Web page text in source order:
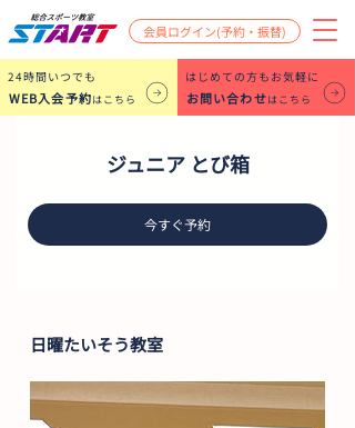
会員ログイン(予約・振替)
​24時間いつでも
WEB入会予約はこちら
はじめての方もお気軽に
お問い合わせはこちら
ジュニア とび箱
今すぐ予約
日曜たいそう教室